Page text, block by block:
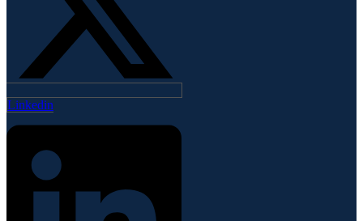
Linkedin